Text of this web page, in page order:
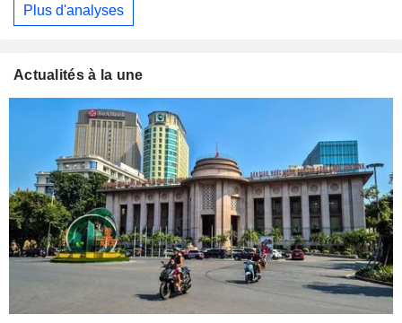
Plus d'analyses
Actualités à la une